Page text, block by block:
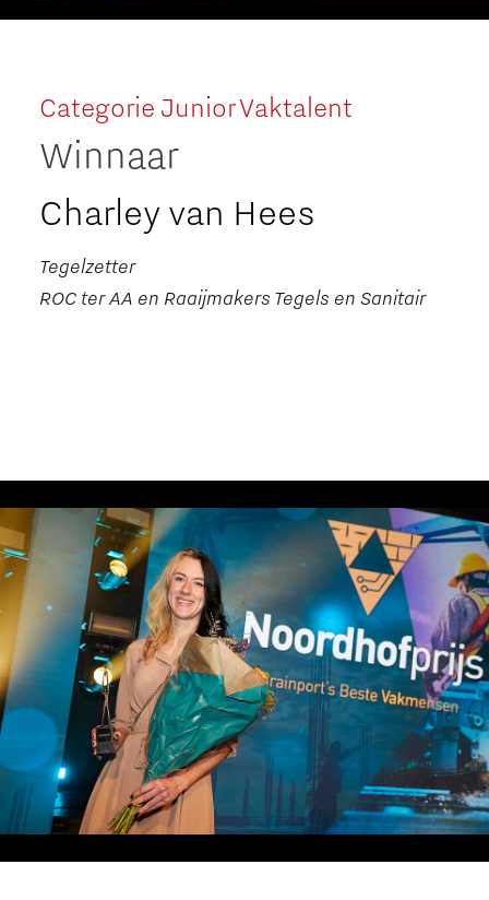
Categorie Junior Vaktalent
Winnaar
Charley van Hees
Tegelzetter
ROC ter AA en Raaijmakers Tegels en Sanitair